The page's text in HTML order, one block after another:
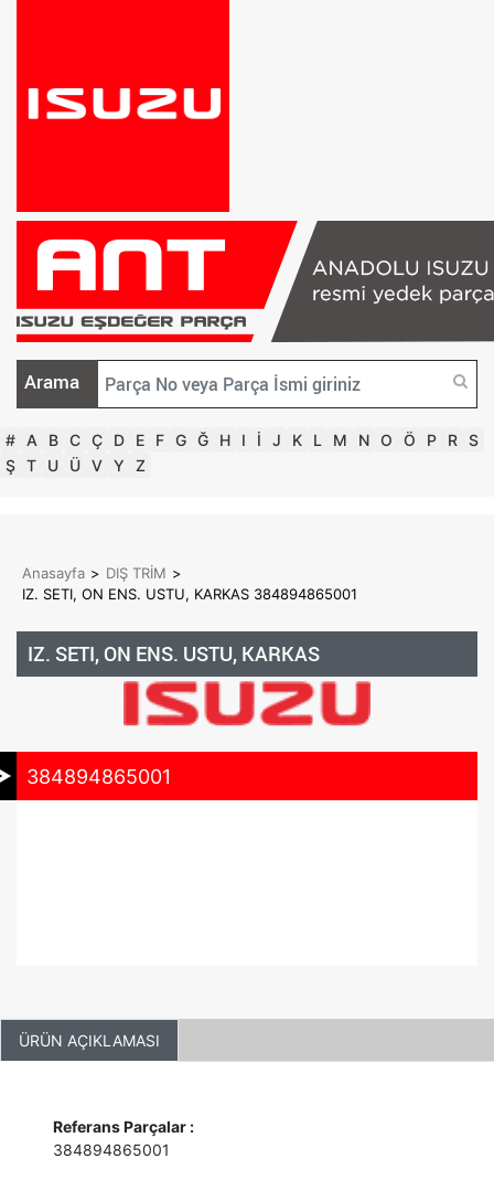
Arama
# A B C Ç D E F G Ğ H I İ J K L M N O Ö P R S
Ş T U Ü V Y Z
Anasayfa > DIŞ TRİM >
IZ. SETI, ON ENS. USTU, KARKAS 384894865001
IZ. SETI, ON ENS. USTU, KARKAS
384894865001
ÜRÜN AÇIKLAMASI
Referans Parçalar :
384894865001